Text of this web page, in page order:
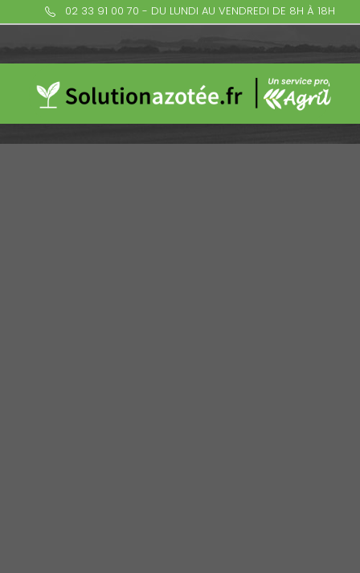
02 33 91 00 70 - DU LUNDI AU VENDREDI DE 8H À 18H